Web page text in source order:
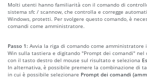
Molti utenti hanno familiarità con il comando di
sistema sfc / scannow, che controlla e corregge
Windows, protetti. Per svolgere questo comando, è
comandi come amministratore.
Passo 1: Avvia la riga di comando come
Win sulla tastiera e digitando "Prompt dei comandi" nel
con il tasto destro del mouse sul risultato e seleziona
In alternativa, è possibile premere la combinazione di
in cui è possibile selezionare Prompt dei comandi